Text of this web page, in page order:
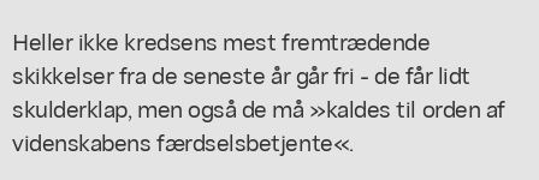
Heller ikke kredsens mest fremtrædende
skikkelser fra de seneste år går fri - de får lidt
skulderklap, men også de må »kaldes til orden af
videnskabens færdselsbetjente«.